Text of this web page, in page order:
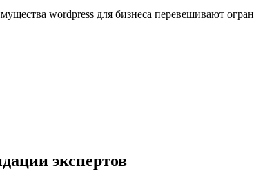
wordpress для бизнеса перевешивают
экспертов